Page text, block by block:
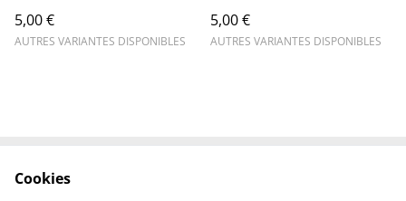
5,00 €
AUTRES VARIANTES DISPONIBLES
5,00 €
AUTRES VARIANTES DISPONIBLES
Cookies